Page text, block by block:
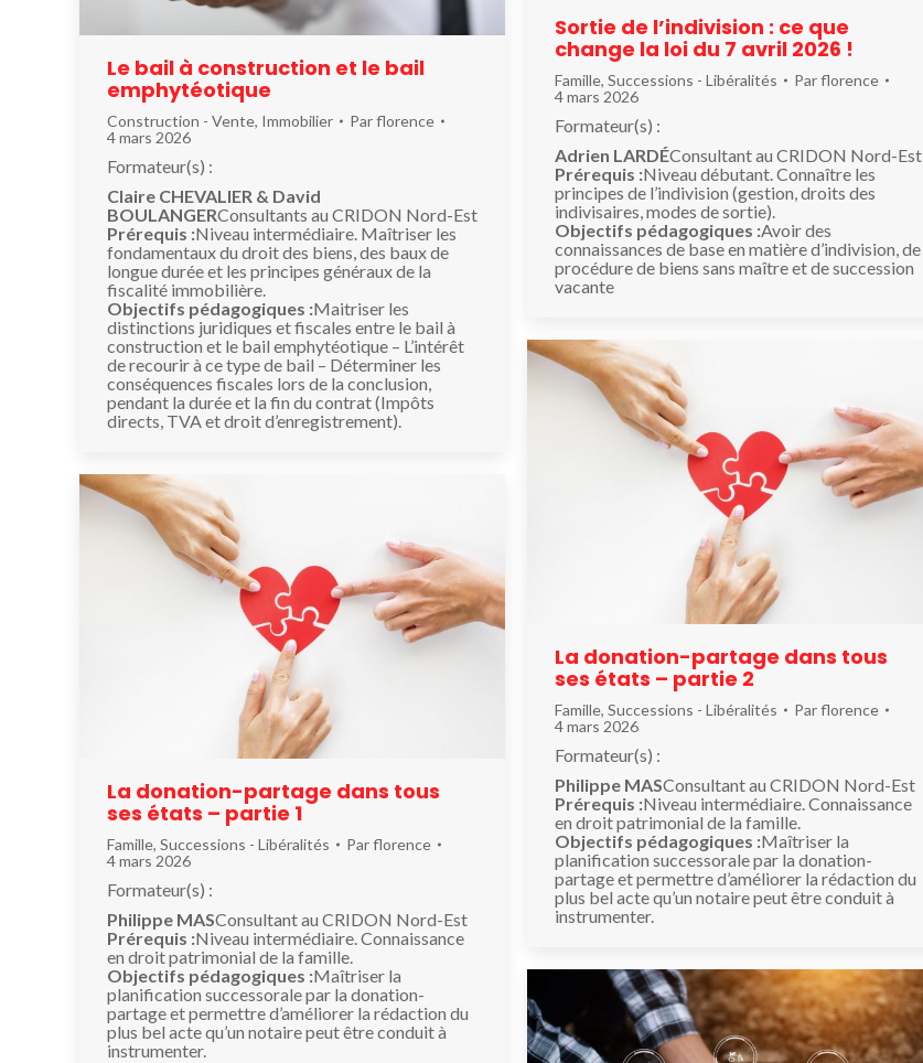
Sortie de l’indivision : ce que
change la loi du 7 avril 2026 !
Famille, Successions - Libéralités Parflorence
4 mars 2026
Formateur(s) :
Adrien LARDÉConsultant au CRIDON Nord-Est
Prérequis :Niveau débutant. Connaître les
principes de l’indivision (gestion, droits des
indivisaires, modes de sortie).
Objectifs pédagogiques :Avoir des
connaissances de base en matière d’indivision, de
procédure de biens sans maître et de succession
vacante
Le bail à construction et le bail
emphytéotique
Construction - Vente, Immobilier Parflorence
4 mars 2026
Formateur(s) :
Claire CHEVALIER & David
BOULANGERConsultants au CRIDON Nord-Est
Prérequis :Niveau intermédiaire. Maîtriser les
fondamentaux du droit des biens, des baux de
longue durée et les principes généraux de la
fiscalité immobilière.
Objectifs pédagogiques :Maitriser les
distinctions juridiques et fiscales entre le bail à
construction et le bail emphytéotique – L’intérêt
de recourir à ce type de bail – Déterminer les
conséquences fiscales lors de la conclusion,
pendant la durée et la fin du contrat (Impôts
directs, TVA et droit d’enregistrement).
La donation-partage dans tous
ses états – partie 2
Famille, Successions - Libéralités Parflorence
4 mars 2026
Formateur(s) :
Philippe MASConsultant au CRIDON Nord-Est
Prérequis :Niveau intermédiaire. Connaissance
en droit patrimonial de la famille.
Objectifs pédagogiques :Maîtriser la
planification successorale par la donation-
partage et permettre d’améliorer la rédaction du
plus bel acte qu’un notaire peut être conduit à
instrumenter.
La donation-partage dans tous
ses états – partie 1
Famille, Successions - Libéralités Parflorence
4 mars 2026
Formateur(s) :
Philippe MASConsultant au CRIDON Nord-Est
Prérequis :Niveau intermédiaire. Connaissance
en droit patrimonial de la famille.
Objectifs pédagogiques :Maîtriser la
planification successorale par la donation-
partage et permettre d’améliorer la rédaction du
plus bel acte qu’un notaire peut être conduit à
instrumenter.